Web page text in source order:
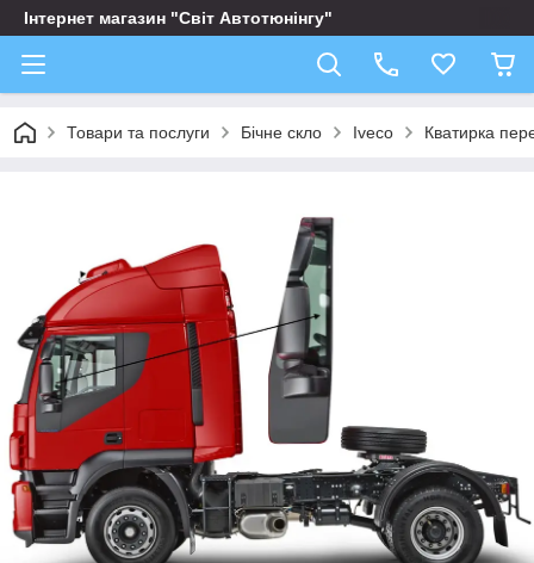
Інтернет магазин "Світ Автотюнінгу"
Товари та послуги Бічне скло Iveco Кватирка